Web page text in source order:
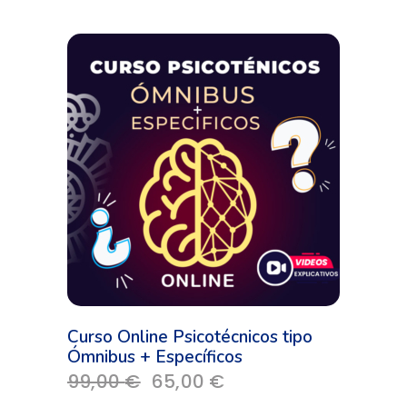
Curso Online Psicotécnicos tipo
Ómnibus + Específicos
99,00€ El
65,00 €